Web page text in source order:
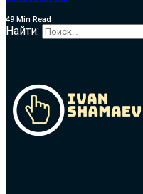
49 Min Read
Найти: